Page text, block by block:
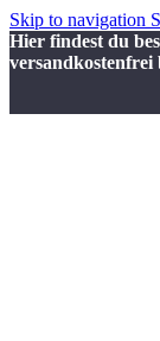
Skip to navigation
Hier findest du
versandkostenfrei